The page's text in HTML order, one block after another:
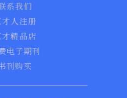
系我们
才人注册
才精品店
电子期刊
刊购买